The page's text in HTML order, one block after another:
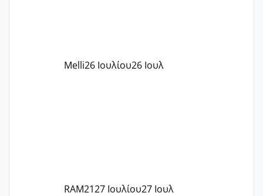
Εγώ πήγα σε έναν ιδιωτικό παιδικό στ
Melli26 Ιουλίου26 Ιουλ
RAM2127 Ιουλίου27 Ιουλ